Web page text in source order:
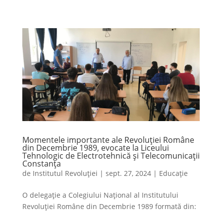
Momentele importante ale Revoluției Române
din Decembrie 1989, evocate la Liceului
Tehnologic de Electrotehnică și Telecomunicații
Constanța
de Institutul Revoluției | sept. 27, 2024| Educație
O delegație a Colegiului Național al Institutului
Revoluției Române din Decembrie 1989 formată din: